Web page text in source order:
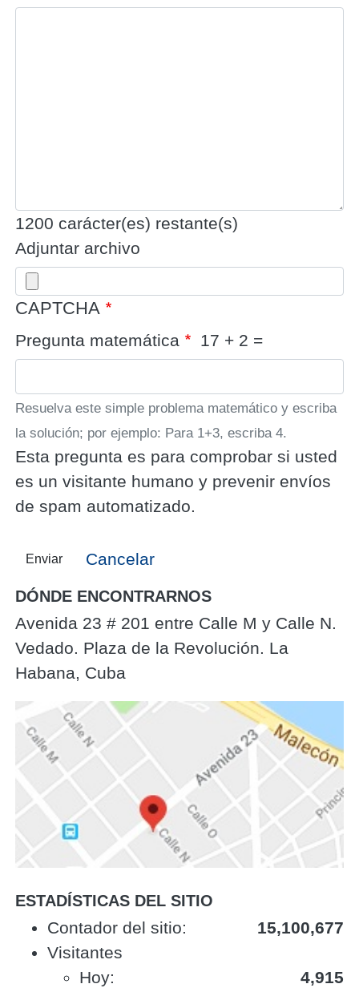
1200 carácter(es) restante(s)
Adjuntar archivo
CAPTCHA
Pregunta matemática 17 + 2 =
Resuelva este simple problema matemático y escriba
la solución; por ejemplo: Para 1+3, escriba 4.
Esta pregunta es para comprobar si usted
es un visitante humano y prevenir envíos
de spam automatizado.
Enviar Cancelar
DÓNDE ENCONTRARNOS
Avenida 23 # 201 entre Calle M y Calle N.
Vedado. Plaza de la Revolución. La
Habana, Cuba
ESTADÍSTICAS DEL SITIO
‎Contador del sitio:‎
15,100,677
Visitantes
Hoy:
4,915